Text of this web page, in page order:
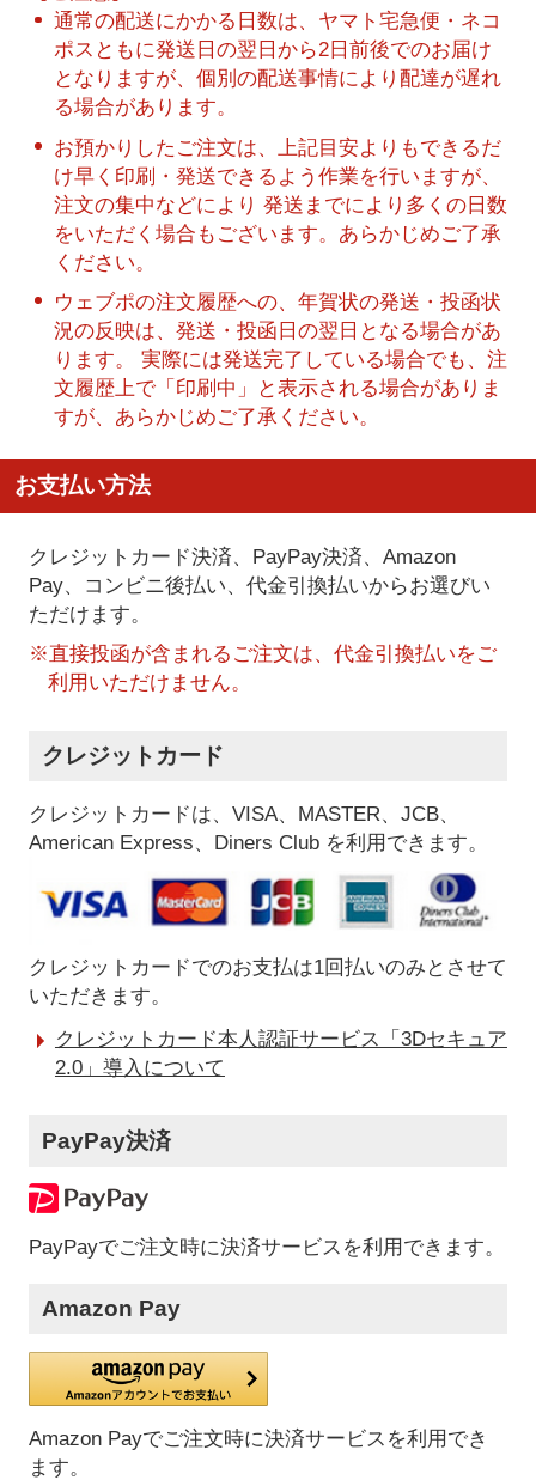
通常の配送にかかる日数は、ヤマト宅急便・ネコ
ポスともに発送日の翌日から2日前後でのお届け
となりますが、個別の配送事情により配達が遅れ
る場合があります。
お預かりしたご注文は、上記目安よりもできるだ
け早く印刷・発送できるよう作業を行いますが、
注文の集中などにより 発送までにより多くの日数
をいただく場合もございます。あらかじめご了承
ください。
ウェブポの注文履歴への、年賀状の発送・投函状
況の反映は、発送・投函日の翌日となる場合があ
ります。 実際には発送完了している場合でも、注
文履歴上で「印刷中」と表示される場合がありま
すが、あらかじめご了承ください。
お支払い方法
クレジットカード決済、PayPay決済、Amazon
Pay、コンビニ後払い、代金引換払いからお選びい
ただけます。
※直接投函が含まれるご注文は、代金引換払いをご
利用いただけません。
クレジットカード
クレジットカードは、VISA、MASTER、JCB、
American Express、Diners Club を利用できます。
クレジットカードでのお支払は1回払いのみとさせて
いただきます。
クレジットカード本人認証サービス「3Dセキュア
2.0」導入について
PayPay決済
PayPayでご注文時に決済サービスを利用できます。
Amazon Pay
Amazon Payでご注文時に決済サービスを利用でき
ます。